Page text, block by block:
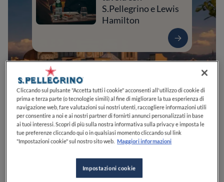
0 0 0 0 0
S.Pellegrino e Lewis
Hamilton
Cliccando sul pulsante "Accetta tutti i cookie" acconsenti all'utilizzo di cookie di
prima e terza parte (o tecnologie simili) al fine di migliorare la tua esperienza di
navigazione web, fare valutazioni sui nostri utenti, raccogliere informazioni utili
per consentire a noi e ai nostri partner di fornirti annunci personalizzati in base
ai tuoi interessi. Scopri di più sulla nostra informativa sulla privacy e imposta le
tue preferenze cliccando qui o in qualsiasi momento cliccando sul link
"Impostazioni cookie" sul nostro sito web. Maggiori informazioni
Impostazioni cookie